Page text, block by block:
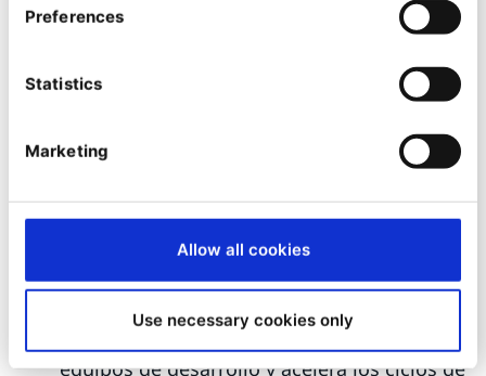
Preferences
Statistics
Marketing
Allow all cookies
Use necessary cookies only
los mejores sistemas externos para
de terceros facilita experiencias unificadas,
Reducir el tiempo de comercialización
trabajar en componentes más pequeños y
centrados. Este enfoque modular simplifica
el desarrollo, fomenta la colaboración entre
equipos de desarrollo y acelera los ciclos de